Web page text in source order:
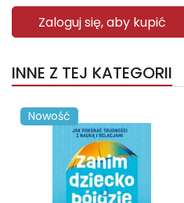
Zaloguj się, aby kupić
INNE Z TEJ KATEGORII
Nowość